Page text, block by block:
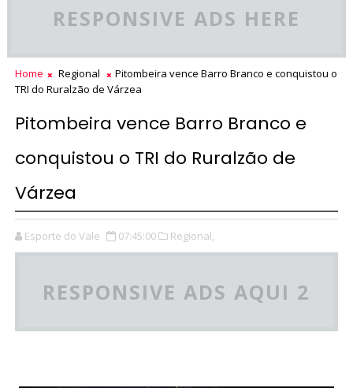
RESPONSIVE ADS HERE
Home Regional
Pitombeira vence Barro Branco e conquistou o
TRI do Ruralzão de Várzea
Pitombeira vence Barro Branco e
conquistou o TRI do Ruralzão de
Várzea
Esporte do Vale 07:45:00 Regional,
RESPONSIVE ADS AQUI 2